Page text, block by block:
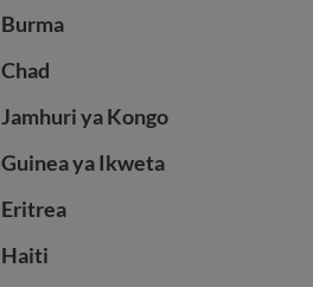
Burma
Chad
Jamhuri ya Kongo
Guinea ya Ikweta
Eritrea
Haiti